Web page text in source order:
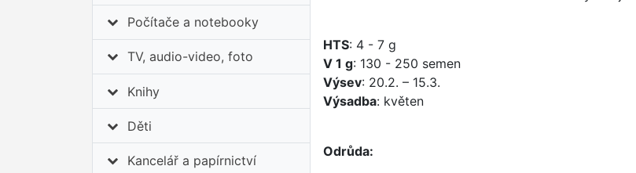
Počítače a notebooky
TV, audio-video, foto
Knihy
Děti
Kancelář a papírnictví
HTS: 4 - 7 g
V 1 g: 130 - 250 semen
Výsev: 20.2. – 15.3.
Výsadba: květen
Odrůda: